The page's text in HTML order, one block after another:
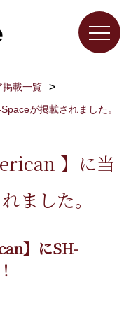
掲載一覧
が掲載されました。
】に当
ました。
】にSH-
！